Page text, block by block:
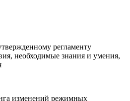
регламенту
необходимые знания и умения,
изменений режимных